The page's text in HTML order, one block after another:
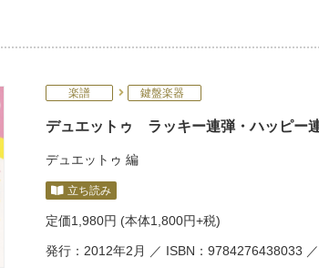
楽譜 鍵盤楽器
デュエットゥ ラッキー連弾・ハッピー
デュエットゥ 編
立ち読み
定価1,980円 (本体1,800円+税)
発行：2012年2月 ／ ISBN：9784276438033